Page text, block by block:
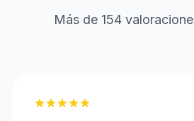
Más de 154